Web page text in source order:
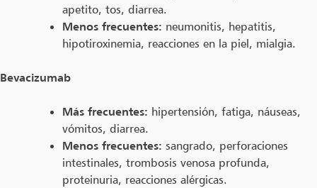
apetito, tos, diarrea.
Menos frecuentes: neumonitis, hepatitis,
hipotiroxinemia, reacciones en la piel, mialgia.
Bevacizumab
Más frecuentes: hipertensión, fatiga, náuseas,
vómitos, diarrea.
Menos frecuentes: sangrado, perforaciones
intestinales, trombosis venosa profunda,
proteinuria, reacciones alérgicas.